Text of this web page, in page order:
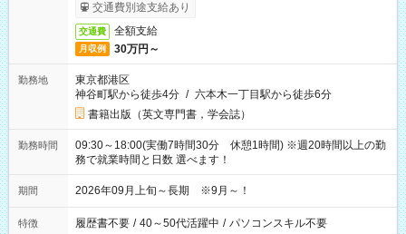
交通費別途支給あり
交通費 全額支給
月収例 30万円～
勤務地
東京都港区
神谷町駅から徒歩4分 / 六本木一丁目駅から徒歩6分
書籍出版（英文専門書，学会誌）
勤務時間
09:30～18:00(実働7時間30分 休憩1時間) ※週20時間以上の勤
務で就業時間と日数 選べます！
期間 2026年09月上旬～長期 ※9月～！
特徴 履歴書不要 / 40～50代活躍中 / パソコンスキル不要